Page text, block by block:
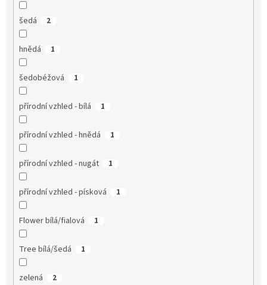
šedá 2
hnědá 1
šedobéžová 1
přírodní vzhled - bílá 1
přírodní vzhled - hnědá 1
přírodní vzhled - nugát 1
přírodní vzhled - písková 1
Flower bílá/fialová 1
Tree bílá/šedá 1
zelená 2